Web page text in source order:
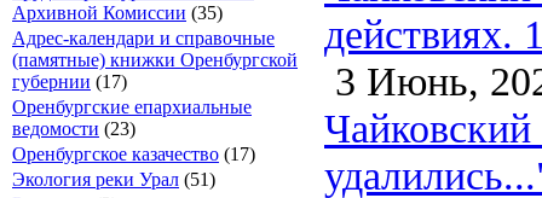
Архивной Комиссии (35)
Адрес-календари и справочные
(памятные) книжки Оренбургской
губернии (17)
Оренбургские епархиальные
ведомости (23)
Оренбургское казачество (17)
Экология реки Урал (51)
действиях.
3 Июнь,